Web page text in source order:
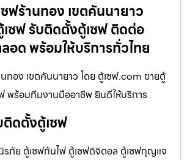
ฟร้านทอง เขตคันนายาว
เซฟ รับติดตั้งตู้เซฟ ติดต่อ
อด พร้อมให้บริการทั่วไทย
ทอง เขตคันนายาว โดย ตู้เซฟ.com ขายตู้
พร้อมทีมงานมืออาชีพ ยินดีให้บริการ
ติดตั้งตู้เซฟ
รภัย ตู้เซฟกันไฟ ตู้เซฟดิจิตอล ตู้เซฟกุญแจ